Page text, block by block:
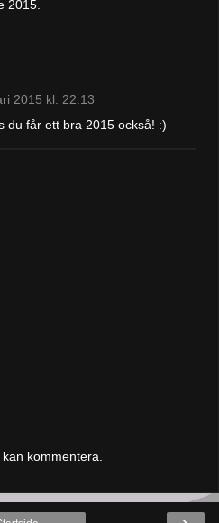
2015.
2015 kl. 22:13
du får ett bra 2015 också! :)
kommentera.